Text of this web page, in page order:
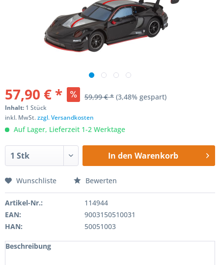
57,90 € * 59,99 € * (3,48% gespart)
Inhalt: 1 Stück
inkl. MwSt.zzgl. Versandkosten
Auf Lager, Lieferzeit 1-2 Werktage
In den Warenkorb
Wunschliste Bewerten
Artikel-Nr.:
114944
EAN:
9003150510031
HAN:
50051003
Beschreibung